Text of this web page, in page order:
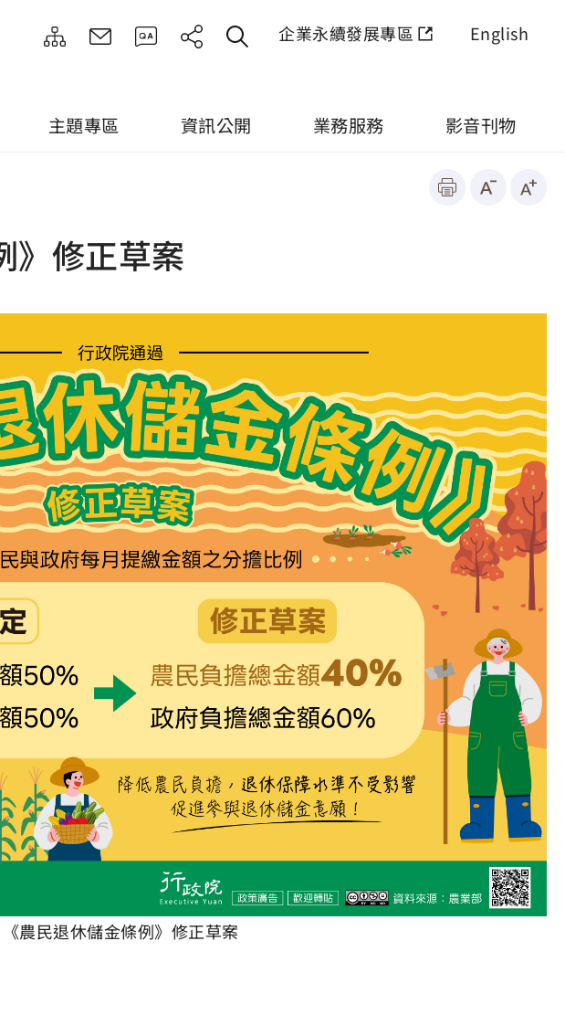
企業永續發展專區 English
主題專區 資訊公開 業務服務 影音刊物
》修正草案
《農民退休儲金條例》修正草案